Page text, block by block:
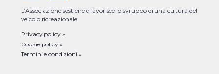
L’Associazione sostiene e favorisce lo sviluppo di una cultura del
veicolo ricreazionale
Privacy policy »
Cookie policy »
Termini e condizioni »